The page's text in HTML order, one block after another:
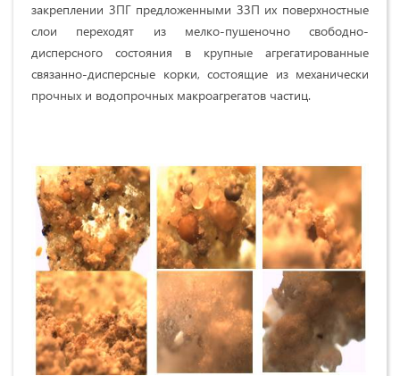
закреплении ЗПГ предложенными ЗЗП их поверхностные
слои переходят из мелко-пушеночно свободно-
дисперсного состояния в крупные агрегатированные
связанно-дисперсные корки, состоящие из механически
прочных и водопрочных макроагрегатов частиц.